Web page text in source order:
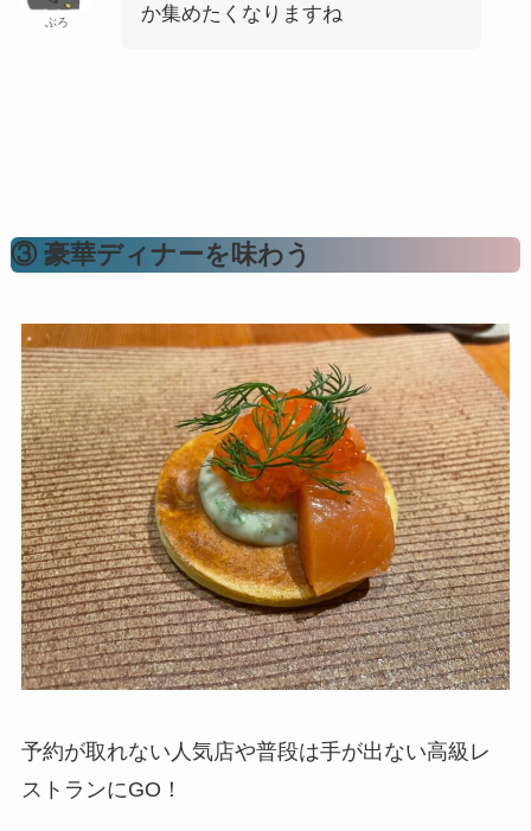
ぶろ
か集めたくなりますね
③ 豪華ディナーを味わう
予約が取れない人気店や普段は手が出ない高級レ
ストランにGO！